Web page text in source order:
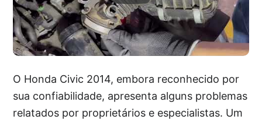
O Honda Civic 2014, embora reconhecido por
sua confiabilidade, apresenta alguns problemas
relatados por proprietários e especialistas. Um